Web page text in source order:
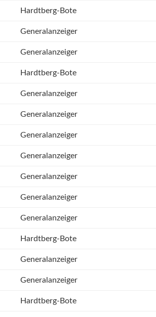
Hardtberg-Bote
Generalanzeiger
Generalanzeiger
Hardtberg-Bote
Generalanzeiger
Generalanzeiger
Generalanzeiger
Generalanzeiger
Generalanzeiger
Generalanzeiger
Generalanzeiger
Hardtberg-Bote
Generalanzeiger
Generalanzeiger
Hardtberg-Bote